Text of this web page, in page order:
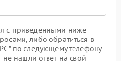
с приведенными ниже
либо обратиться в
по следующему телефону
не нашли ответ на свой